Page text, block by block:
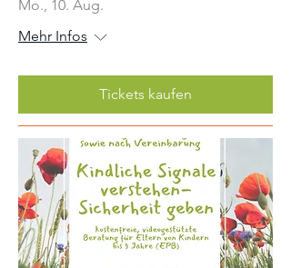
Mo., 10. Aug.
Mehr Infos
Tickets kaufen